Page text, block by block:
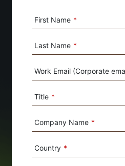
*
First Name
*
Last Name
Work Email (Corporate
*
Title
*
Company Name
*
Country